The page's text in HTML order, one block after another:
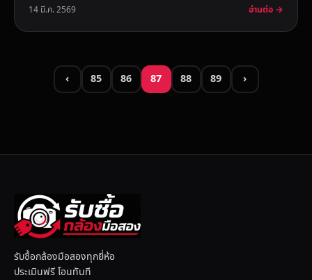
14 มี.ค. 2569 อ่านต่อ →
‹ 85 86 87 88 89 ›
รับซื้อกล้องมือสองทุกยี่ห้อ
ประเมินฟรี โอนทันที